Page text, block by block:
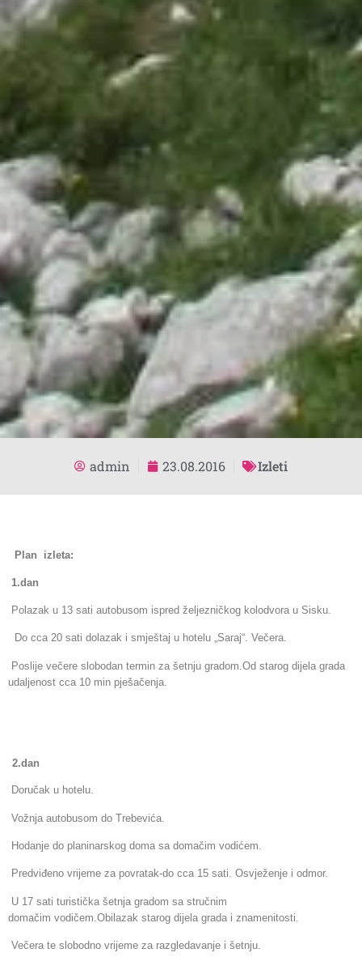
admin 23.08.2016 Izleti
Plan izleta:
1.dan
Polazak u 13 sati autobusom ispred željezničkog kolodvora u Sisku.
Do cca 20 sati dolazak i smještaj u hotelu „Saraj“. Večera.
Poslije večere slobodan termin za šetnju gradom.Od starog dijela grada
udaljenost cca 10 min pješačenja.
2.dan
Doručak u hotelu.
Vožnja autobusom do Trebevića.
Hodanje do planinarskog doma sa domačim vodićem.
Predviđeno vrijeme za povratak-do cca 15 sati. Osvježenje i odmor.
U 17 sati turistička šetnja gradom sa stručnim
domačim vodičem.Obilazak starog dijela grada i znamenitosti.
Večera te slobodno vrijeme za razgledavanje i šetnju.